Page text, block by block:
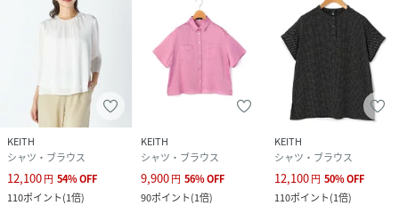
KEITH
シャツ・ブラウス
12,100円 54%OFF
110ポイント(1倍)
KEITH
シャツ・ブラウス
9,900円 56%OFF
90ポイント(1倍)
KEITH
シャツ・ブラウス
12,100円 50%OFF
110ポイント(1倍)